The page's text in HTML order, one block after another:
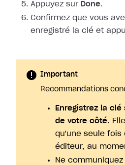
Appuyez sur Done.
Confirmez que vous
enregistré la clé et
Important
Recommandations
Enregistrez la
de votre côté.
qu'une seule fois
éditeur, au
Ne